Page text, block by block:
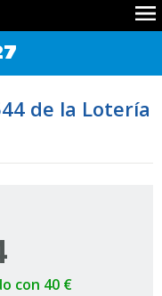
de la Lotería
con 40 €